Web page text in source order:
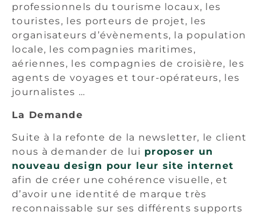
professionnels du tourisme locaux, les
touristes, les porteurs de projet, les
organisateurs d’évènements, la population
locale, les compagnies maritimes,
aériennes, les compagnies de croisière, les
agents de voyages et tour-opérateurs, les
journalistes …
La Demande
Suite à la refonte de la newsletter, le client
nous à demander de lui proposer un
nouveau design pour leur site internet
afin de créer une cohérence visuelle, et
d’avoir une identité de marque très
reconnaissable sur ses différents supports